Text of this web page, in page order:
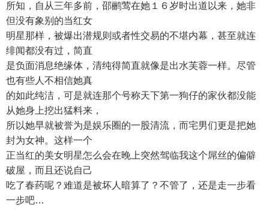
所知，自从三年多前，邵鹂莺在她１６岁时出道以来，她非
但没有象别的当红女
明星那样，被爆出潜规则或者性交易的不堪内幕，甚至就连
绯闻都没有过，简直
是负面消息绝缘体，清纯得简直就像是出水芙蓉一样。尽管
也有些人不相信她真
的如此纯洁，可是就连那个号称天下第一狗仔的家伙都没能
从她身上挖出猛料来，
所以她早就被誉为是娱乐圈的一股清流，而宅男们更是把她
封为女神。这样一个
正当红的美女明星怎么会在晚上突然驾临我这个屌丝的偏僻
破屋，而且还说自己
吃了春药呢？难道是被坏人暗算了？不管了，还是走一步看
一步吧…